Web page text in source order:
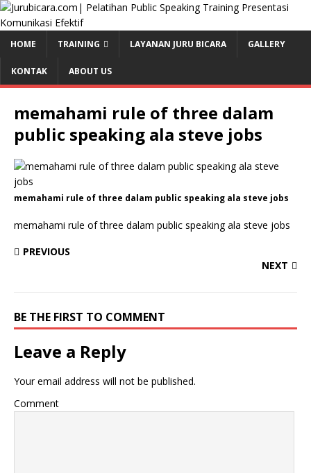
HOME TRAINING LAYANAN JURU BICARA GALLERY
KONTAK ABOUT US
memahami rule of three dalam
public speaking ala steve jobs
memahami rule of three dalam public speaking ala steve jobs
memahami rule of three dalam public speaking ala steve jobs
PREVIOUS
NEXT
BE THE FIRST TO COMMENT
Leave a Reply
Your email address will not be published.
Comment